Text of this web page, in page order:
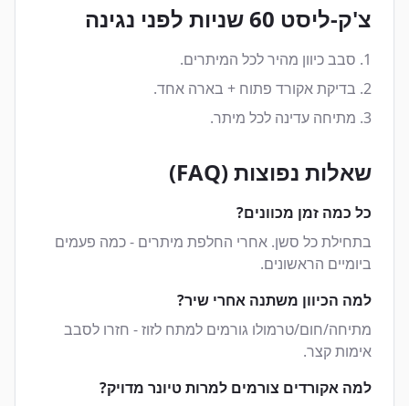
צ'ק-ליסט 60 שניות לפני נגינה
סבב כיוון מהיר לכל המיתרים.
בדיקת אקורד פתוח + בארה אחד.
מתיחה עדינה לכל מיתר.
שאלות נפוצות (FAQ)
כל כמה זמן מכוונים?
בתחילת כל סשן. אחרי החלפת מיתרים - כמה פעמים
ביומיים הראשונים.
למה הכיוון משתנה אחרי שיר?
מתיחה/חום/טרמולו גורמים למתח לזוז - חזרו לסבב
אימות קצר.
למה אקורדים צורמים למרות טיונר מדויק?